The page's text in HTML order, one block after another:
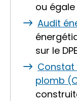
ou égale
Audit
sur le DPE
Constat
plomb